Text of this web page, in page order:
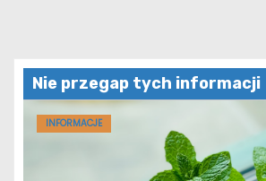
Nie przegap tych informacji
INFORMACJE